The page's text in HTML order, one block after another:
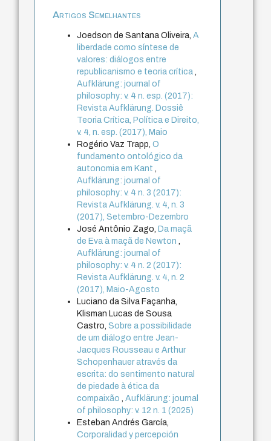
Artigos Semelhantes
Joedson de Santana Oliveira,A
liberdade como síntese de
valores: diálogos entre
republicanismo e teoria crítica
Aufklärung: journal of
philosophy: v. 4 n. esp. (2017):
Revista Aufklärung. Dossiê
Teoria Crítica, Política e Direito,
v. 4, n. esp. (2017), Maio
Rogério Vaz Trapp,O
fundamento ontológico da
autonomia em Kant
Aufklärung: journal of
philosophy: v. 4 n. 3 (2017):
Revista Aufklärung. v. 4, n. 3
(2017), Setembro-Dezembro
José Antônio Zago, Da maçã
de Eva à maçã de Newton
Aufklärung: journal of
philosophy: v. 4 n. 2 (2017):
Revista Aufklärung. v. 4, n. 2
(2017), Maio-Agosto
Luciano da Silva Façanha,
Klisman Lucas de Sousa
Castro,Sobre a possibilidade
de um diálogo entre Jean-
Jacques Rousseau e Arthur
Schopenhauer através da
escrita: do sentimento natural
de piedade à ética da
compaixão
,Aufklärung: journal
of philosophy: v. 12 n. 1 (2025)
Esteban Andrés García,
Corporalidad y percepción